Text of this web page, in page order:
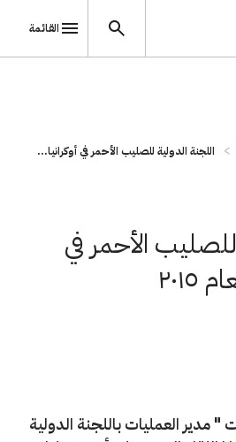
القائمة
اللجنة الدولية للصليب الأحمر في أوكرانيا...
الأحمر في
مدير العمليات باللجنة الدولية